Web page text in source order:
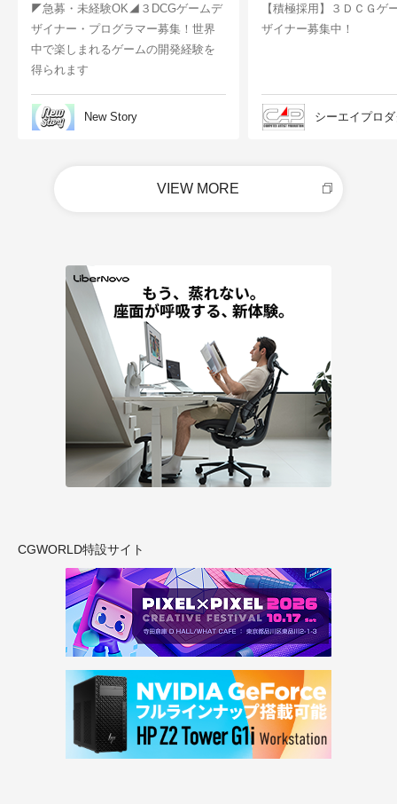
◤急募・未経験OK◢３DCGゲームデ
ザイナー・プログラマー募集！世界
中で楽しまれるゲームの開発経験を
得られます
New Story
【積極採用】３ＤＣＧゲ
ザイナー募集中！
シーエイプロ
VIEW MORE
CGWORLD特設サイト